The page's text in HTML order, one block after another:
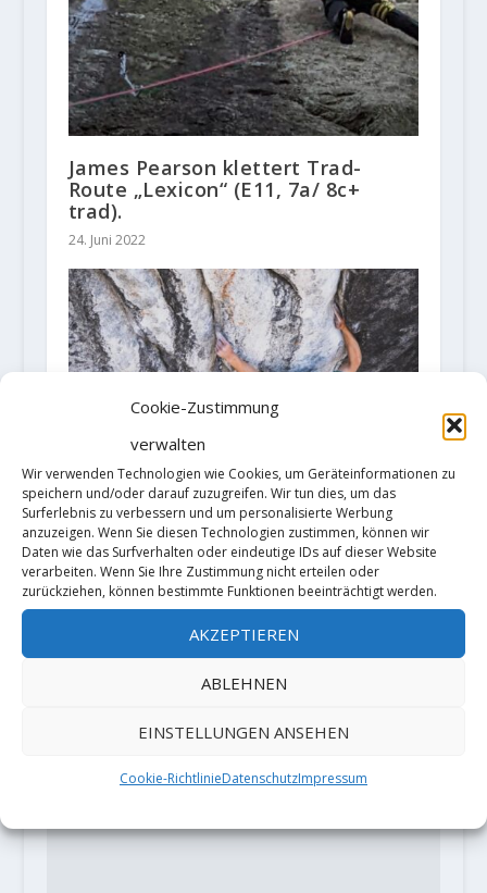
Cookie-Zustimmung
verwalten
Wir verwenden Technologien wie Cookies, um Geräteinformationen zu
speichern und/oder darauf zuzugreifen. Wir tun dies, um das
Surferlebnis zu verbessern und um personalisierte Werbung
anzuzeigen. Wenn Sie diesen Technologien zustimmen, können wir
Daten wie das Surfverhalten oder eindeutige IDs auf dieser Website
verarbeiten. Wenn Sie Ihre Zustimmung nicht erteilen oder
zurückziehen, können bestimmte Funktionen beeinträchtigt werden.
AKZEPTIEREN
ABLEHNEN
EINSTELLUNGEN ANSEHEN
Cookie-RichtlinieDatenschutzImpressum
James Pearson klettert Trad-
Route „Lexicon“ (E11, 7a/ 8c+
trad).
24. Juni 2022
Connor Herson klettert „Empath“
9a+ in Trad-Stil
24. Juni 2022
veröffentlicht. Erforderliche Felder
*markiert